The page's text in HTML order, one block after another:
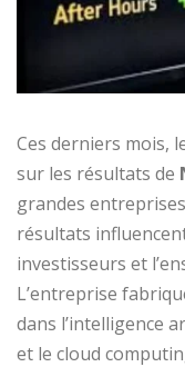
Ces derniers mois,
sur les résultats de
grandes
résultats
investisseurs et
L’entreprise
dans l’intelligence
et le cloud